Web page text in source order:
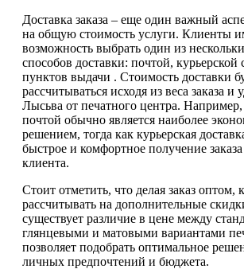
Доставка заказа – еще один важный
на общую стоимость услуги. Клиенты
возможность выбрать один из
способов доставки: почтой,
пунктов выдачи . Стоимость доставки
рассчитываться исходя из веса заказа и
Лысьва от печатного центра.
почтой обычно является наиболее
решением, тогда как курьерская
быстрое и комфортное получение
клиента.
Стоит отметить, что делая заказ оптом,
рассчитывать на дополнительные
существует различие в цене между
глянцевыми и матовыми вариантами
позволяет подобрать оптимальное
личных предпочтений и бюджета.